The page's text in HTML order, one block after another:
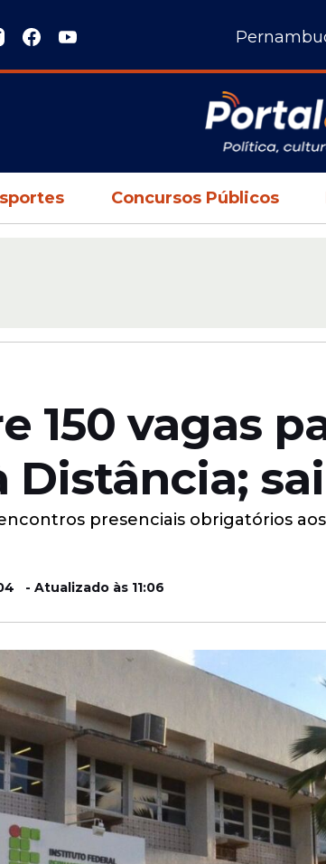
Concursos Públicos
150 vagas
Distância;
presenciais obrigatórios
- Atualizado às 11:06